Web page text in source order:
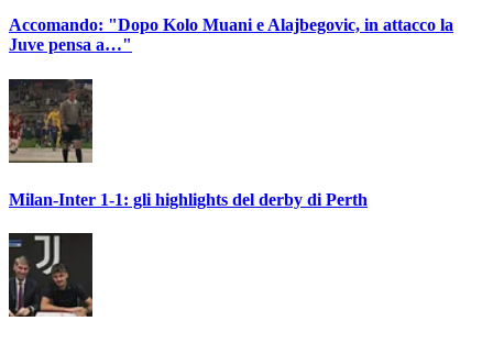
Accomando: "Dopo Kolo Muani e Alajbegovic, in attacco la
Juve pensa a…"
Milan-Inter 1-1: gli highlights del derby di Perth